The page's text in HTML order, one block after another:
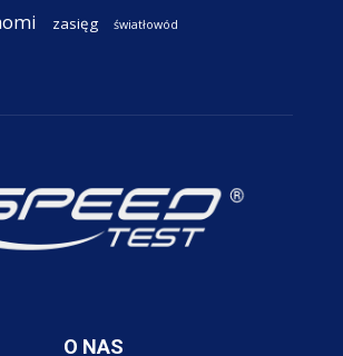
zasięg światłowód
O NAS